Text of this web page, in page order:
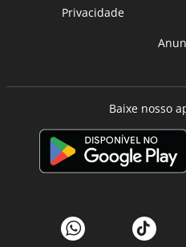
Privacidade
Baixe nosso